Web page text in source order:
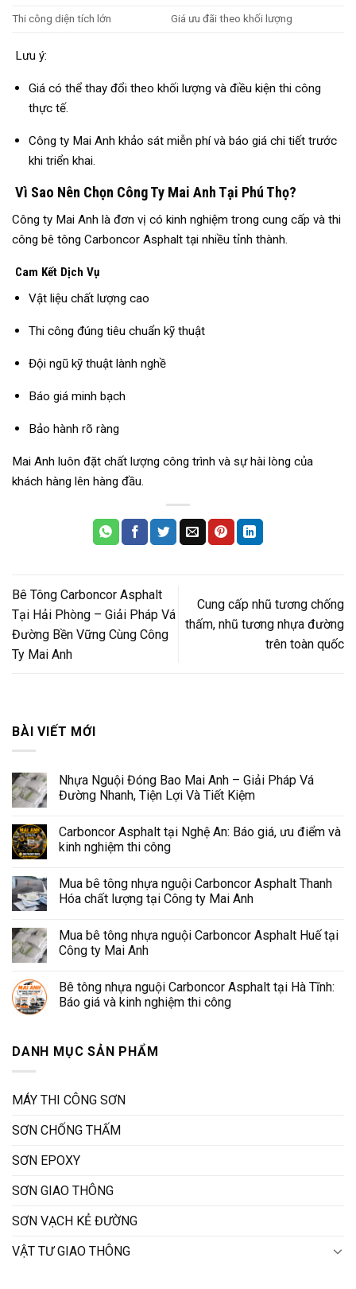
Thi công diện tích lớn Giá ưu đãi theo khối lượng
Lưu ý:
Giá có thể thay đổi theo khối lượng và điều kiện thi công
thực tế.
Công ty Mai Anh khảo sát miễn phí và báo giá chi tiết trước
khi triển khai.
Vì Sao Nên Chọn Công Ty Mai Anh Tại Phú Thọ?
Công ty Mai Anh là đơn vị có kinh nghiệm trong cung cấp và thi
công bê tông Carboncor Asphalt tại nhiều tỉnh thành.
Cam Kết Dịch Vụ
Vật liệu chất lượng cao
Thi công đúng tiêu chuẩn kỹ thuật
Đội ngũ kỹ thuật lành nghề
Báo giá minh bạch
Bảo hành rõ ràng
Mai Anh luôn đặt chất lượng công trình và sự hài lòng của
khách hàng lên hàng đầu.
Bê Tông Carboncor Asphalt
Tại Hải Phòng – Giải Pháp Vá
Đường Bền Vững Cùng Công
Ty Mai Anh
Cung cấp nhũ tương chống
thấm, nhũ tương nhựa đường
trên toàn quốc
BÀI VIẾT MỚI
Nhựa Nguội Đóng Bao Mai Anh – Giải Pháp Vá
Đường Nhanh, Tiện Lợi Và Tiết Kiệm
Carboncor Asphalt tại Nghệ An: Báo giá, ưu điểm và
kinh nghiệm thi công
Mua bê tông nhựa nguội Carboncor Asphalt Thanh
Hóa chất lượng tại Công ty Mai Anh
Mua bê tông nhựa nguội Carboncor Asphalt Huế tại
Công ty Mai Anh
Bê tông nhựa nguội Carboncor Asphalt tại Hà Tĩnh:
Báo giá và kinh nghiệm thi công
DANH MỤC SẢN PHẨM
MÁY THI CÔNG SƠN
SƠN CHỐNG THẤM
SƠN EPOXY
SƠN GIAO THÔNG
SƠN VẠCH KẺ ĐƯỜNG
VẬT TƯ GIAO THÔNG